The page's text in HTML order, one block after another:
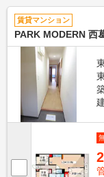
賃貸マンション
PARK MODERN 西